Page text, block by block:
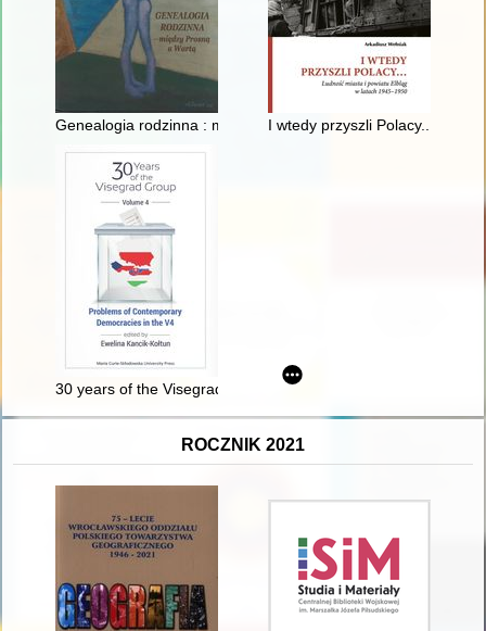
Genealogia rodzinna : między Prosną a Wartą
I wtedy przyszli Polacy... :
30 years of the Visegrad Group. Vol. 4,
ROCZNIK 2021